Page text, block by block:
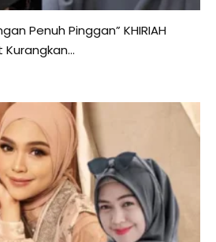
Penuh Pinggan” KHIRIAH